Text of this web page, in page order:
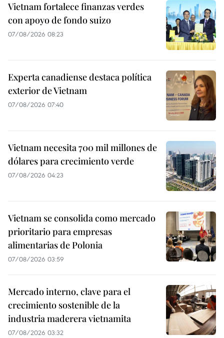
Vietnam fortalece finanzas verdes
con apoyo de fondo suizo
07/08/2026 08:23
Experta canadiense destaca política
exterior de Vietnam
07/08/2026 07:40
Vietnam necesita 700 mil millones de
dólares para crecimiento verde
07/08/2026 04:23
Vietnam se consolida como mercado
prioritario para empresas
alimentarias de Polonia
07/08/2026 03:59
Mercado interno, clave para el
crecimiento sostenible de la
industria maderera vietnamita
07/08/2026 03:32